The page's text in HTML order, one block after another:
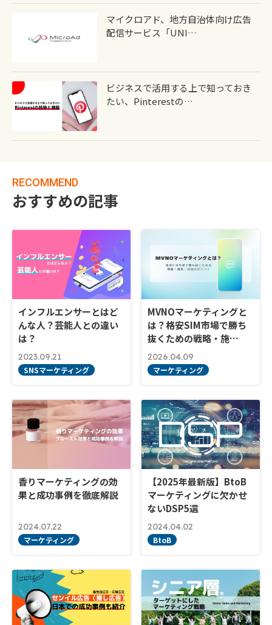
マイクロアド、地方自治体向け広告
配信サービス「UNI…
ビジネスで活用する上で知っておき
たい、Pinterestの…
RECOMMEND
おすすめの記事
インフルエンサーとはど
んな人？芸能人との違い
は？
2023.09.21
SNSマーケティング
MVNOマーケティングと
は？格安SIM市場で勝ち
抜くための戦略・施…
2026.04.09
マーケティング
香りマーケティングの効
果と成功事例を徹底解説
2024.07.22
マーケティング
【2025年最新版】BtoB
マーケティングに欠かせ
ないDSP5選
2024.04.02
BtoB